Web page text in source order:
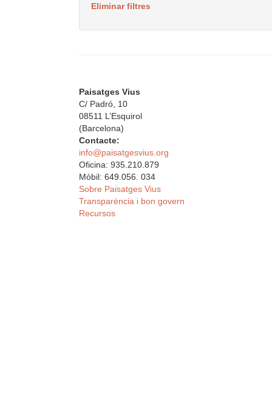
Eliminar filtres
Paisatges Vius
C/ Padró, 10
08511 L’Esquirol
(Barcelona)
Contacte:
info@paisatgesvius.org
Oficina: 935.210.879
Mòbil: 649.056. 034
Sobre Paisatges Vius
Transparència i bon govern
Recursos